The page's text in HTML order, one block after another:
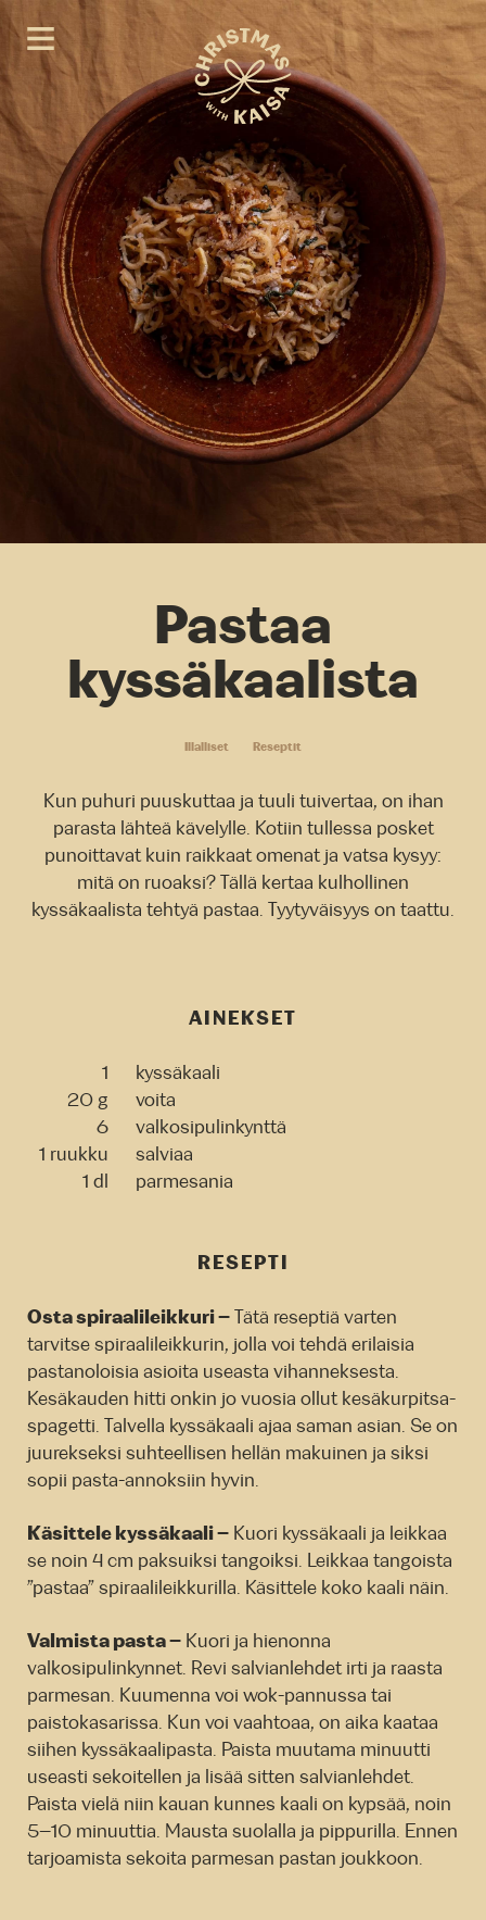
Pastaa
kyssäkaalista
Illalliset Reseptit
Kun puhuri puuskuttaa ja tuuli tuivertaa, on ihan
parasta lähteä kävelylle. Kotiin tullessa posket
punoittavat kuin raikkaat omenat ja vatsa kysyy:
mitä on ruoaksi? Tällä kertaa kulhollinen
kyssäkaalista tehtyä pastaa. Tyytyväisyys on taattu.
AINEKSET
1
kyssäkaali
20 g
voita
6
valkosipulinkynttä
1 ruukku
salviaa
1 dl
parmesania
RESEPTI
Osta spiraalileikkuri – Tätä reseptiä varten
tarvitse spiraalileikkurin, jolla voi tehdä erilaisia
pastanoloisia asioita useasta vihanneksesta.
Kesäkauden hitti onkin jo vuosia ollut kesäkurpitsa-
spagetti. Talvella kyssäkaali ajaa saman asian. Se on
juurekseksi suhteellisen hellän makuinen ja siksi
sopii pasta-annoksiin hyvin.
Käsittele kyssäkaali – Kuori kyssäkaali ja leikkaa
se noin 4 cm paksuiksi tangoiksi. Leikkaa tangoista
”pastaa” spiraalileikkurilla. Käsittele koko kaali näin.
Valmista pasta – Kuori ja hienonna
valkosipulinkynnet. Revi salvianlehdet irti ja raasta
parmesan. Kuumenna voi wok-pannussa tai
paistokasarissa. Kun voi vaahtoaa, on aika kaataa
siihen kyssäkaalipasta. Paista muutama minuutti
useasti sekoitellen ja lisää sitten salvianlehdet.
Paista vielä niin kauan kunnes kaali on kypsää, noin
5–10 minuuttia. Mausta suolalla ja pippurilla. Ennen
tarjoamista sekoita parmesan pastan joukkoon.